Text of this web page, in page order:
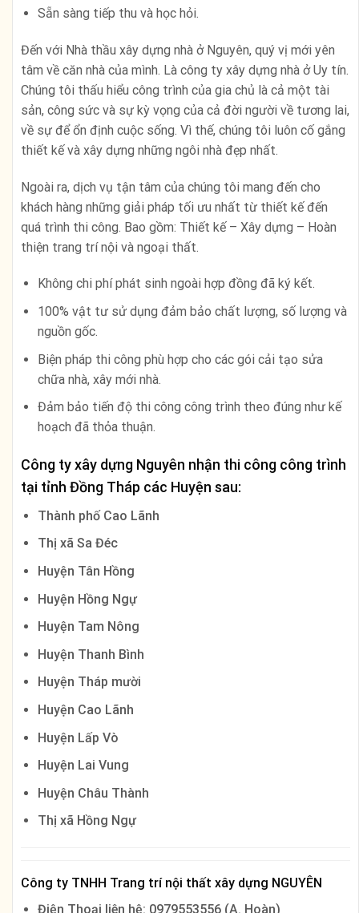
Sẵn sàng tiếp thu và học hỏi.
Đến với Nhà thầu xây dựng nhà ở Nguyên, quý vị mới yên
tâm về căn nhà của mình. Là công ty xây dựng nhà ở Uy tín.
Chúng tôi thấu hiểu công trình của gia chủ là cả một tài
sản, công sức và sự kỳ vọng của cả đời người về tương lai,
về sự để ổn định cuộc sống. Vì thế, chúng tôi luôn cố gắng
thiết kế và xây dựng những ngôi nhà đẹp nhất.
Ngoài ra, dịch vụ tận tâm của chúng tôi mang đến cho
khách hàng những giải pháp tối ưu nhất từ thiết kế đến
quá trình thi công. Bao gồm: Thiết kế – Xây dựng – Hoàn
thiện trang trí nội và ngoại thất.
Không chi phí phát sinh ngoài hợp đồng đã ký kết.
100% vật tư sử dụng đảm bảo chất lượng, số lượng và
nguồn gốc.
Biện pháp thi công phù hợp cho các gói cải tạo sửa
chữa nhà, xây mới nhà.
Đảm bảo tiến độ thi công công trình theo đúng như kế
hoạch đã thỏa thuận.
Công ty xây dựng Nguyên nhận thi công công trình
tại tỉnh Đồng Tháp các Huyện sau:
Thành phố Cao Lãnh
Thị xã Sa Đéc
Huyện Tân Hồng
Huyện Hồng Ngự
Huyện Tam Nông
Huyện Thanh Bình
Huyện Tháp mười
Huyện Cao Lãnh
Huyện Lấp Vò
Huyện Lai Vung
Huyện Châu Thành
Thị xã Hồng Ngự
Công ty TNHH Trang trí nội thất xây dựng NGUYÊN
Điện Thoại liên hệ: 0979553556 (A. Hoàn)